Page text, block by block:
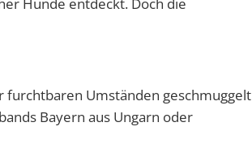
Hunde entdeckt. Doch die
furchtbaren Umständen geschmuggelt
Bayern aus Ungarn oder